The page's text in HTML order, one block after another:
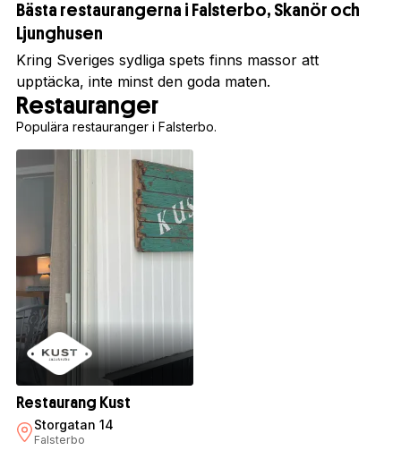
Bästa restaurangerna i Falsterbo, Skanör och
Ljunghusen
Kring Sveriges sydliga spets finns massor att
upptäcka, inte minst den goda maten.
Populära restauranger i Falsterbo.
Restauranger
Restaurang Kust
Storgatan 14
Falsterbo